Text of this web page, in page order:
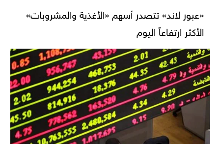
«عبور لاند» تتصدر أسهم «الأغذية والمشروبات»
الأكثر ارتفاعاً اليوم